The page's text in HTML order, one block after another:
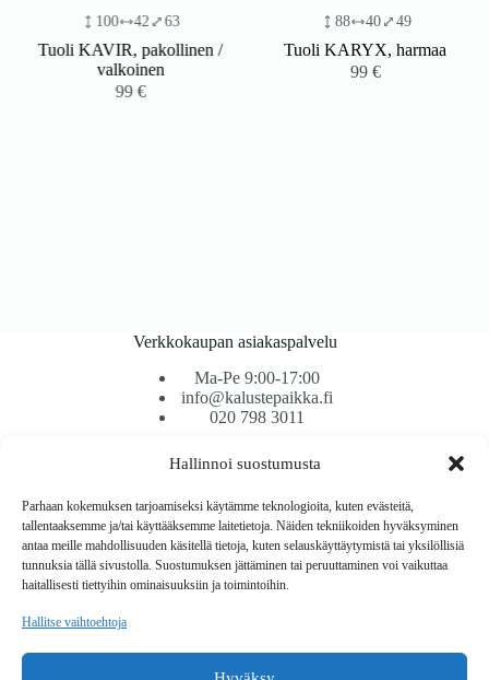
Hallinnoi suostumusta
Parhaan kokemuksen tarjoamiseksi käytämme teknologioita, kuten evästeitä,
tallentaaksemme ja/tai käyttääksemme laitetietoja. Näiden tekniikoiden hyväksyminen
antaa meille mahdollisuuden käsitellä tietoja, kuten selauskäyttäytymistä tai yksilöllisiä
tunnuksia tällä sivustolla. Suostumuksen jättäminen tai peruuttaminen voi vaikuttaa
haitallisesti tiettyihin ominaisuuksiin ja toimintoihin.
Hallitse vaihtoehtoja
100 42 63
Tuoli KAVIR, pakollinen /
valkoinen
99€
88 40 49
Tuoli KARYX, harmaa
99€
Verkkokaupan asiakaspalvelu
Ma-Pe 9:00-17:00
info@kalustepaikka.fi
020 798 3011
Tavarantoimitus / Maksutavat
Toimitustavat
Maksutavat
Vaihto ja palautus
Reklamaatiot